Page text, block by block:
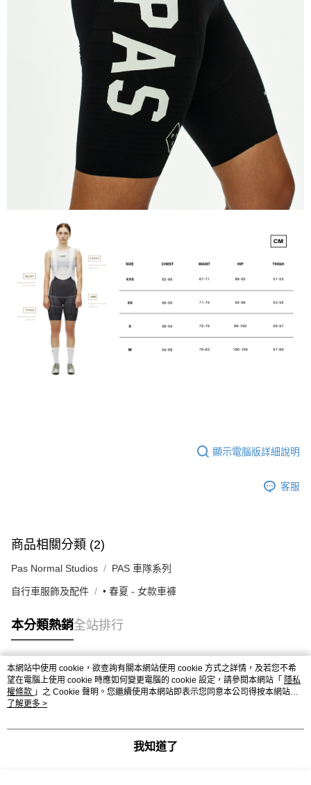
顯示電腦版詳細說明
客服
商品相關分類 (2)
Pas Normal Studios PAS 車隊系列
自行車服飾及配件 • 春夏 - 女款車褲
本分類熱銷全站排行
熱門標籤
本網站中使用 cookie，欲查詢有關本網站使用 cookie 方式之詳情，及若您不希
望在電腦上使用 cookie 時應如何變更電腦的 cookie 設定，請參閱本網站「 隱私
權條款 」之 Cookie 聲明。您繼續使用本網站即表示您同意本公司得按本網站使
用條款之 Cookie 聲明使用 cookie。
了解更多 >
我知道了